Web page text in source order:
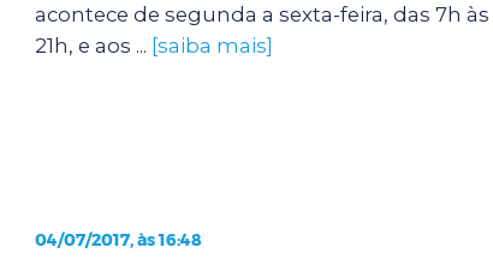
acontece de segunda a sexta-feira, das 7h às
21h, e aos ... [saiba mais]
04/07/2017, às 16:48